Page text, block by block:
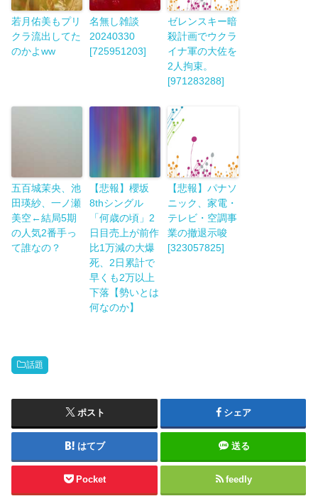
若月佑美もプリ
クラ流出してた
のかよww
名無し雑談
20240330
[725951203]
ゼレンスキー暗
殺計画でウクラ
イナ軍の大佐を
2人拘束。
[971283288]
五百城茉央、池
田瑛紗、一ノ瀬
美空←結局5期
の人気2番手っ
て誰なの？
【悲報】櫻坂
8thシングル
「何歳の頃」2
日目売上が前作
比1万減の大爆
死、2日累計で
早くも2万以上
下落【勢いとは
何なのか】
【悲報】パナソ
ニック、家電・
テレビ・空調事
業の撤退示唆
[323057825]
話題
ポスト シェア
はてブ 送る
Pocket feedly